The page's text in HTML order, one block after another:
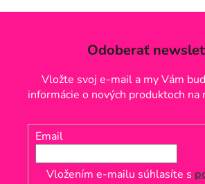
Odoberať
Vložte svoj e-mail a my Vám
informácie o nových produktoch na
Email
Vložením e-mailu súhlasíte s